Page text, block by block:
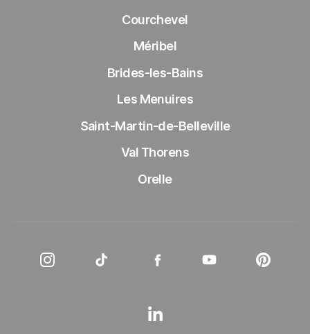
Courchevel
Méribel
Brides-les-Bains
Les Menuires
Saint-Martin-de-Belleville
Val Thorens
Orelle
Instagram Les 3 Vallées
Tiktok Les 3 ValléesFacebook Les 3 Vallées
Youtube Les 3
LinkedIn Les 3 Vallées